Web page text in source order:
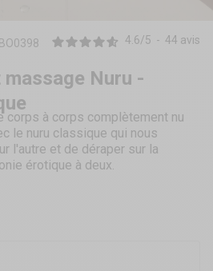
4.6/5 - 44 avis
Nuru -
corps à corps complètement nu
le nuru classique qui nous
l'autre et de déraper sur la
érotique à deux.
à corps